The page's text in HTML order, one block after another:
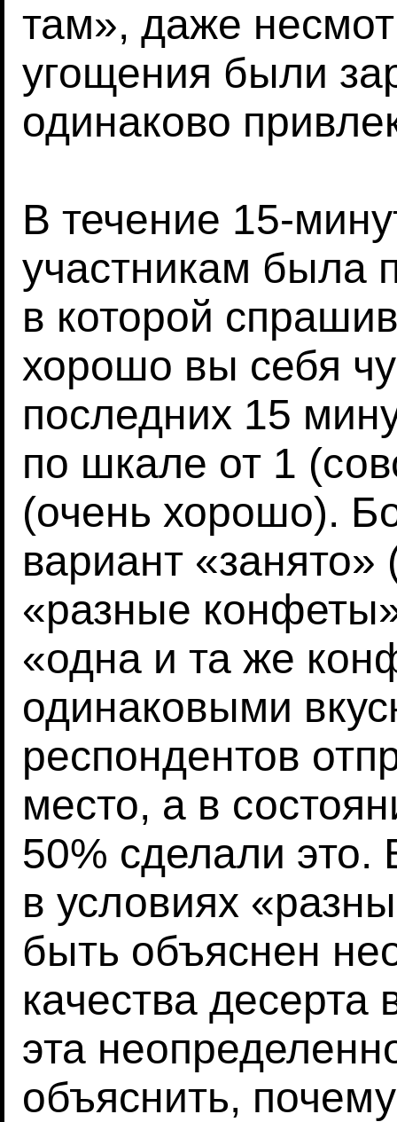
там», даже
угощения были
одинаково
В течение 15-
участникам была
в которой
хорошо вы себя
последних 15
по шкале от 1
(очень хорошо).
вариант «занято»
«разные
«одна и та же
одинаковыми
респондентов
место, а в
50% сделали это.
в условиях
быть объяснен
качества десерта
эта
объяснить,